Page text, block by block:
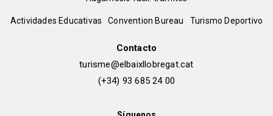
Peu
Actividades Educativas Convention Bureau Turismo Deportivo
Contacto
turisme@elbaixllobregat.cat
(+34) 93 685 24 00